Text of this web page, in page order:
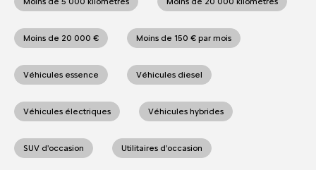
Moins de 20 000 € Moins de 150 € par mois
Véhicules essence Véhicules diesel
Véhicules électriques Véhicules hybrides
SUV d'occasion Utilitaires d'occasion